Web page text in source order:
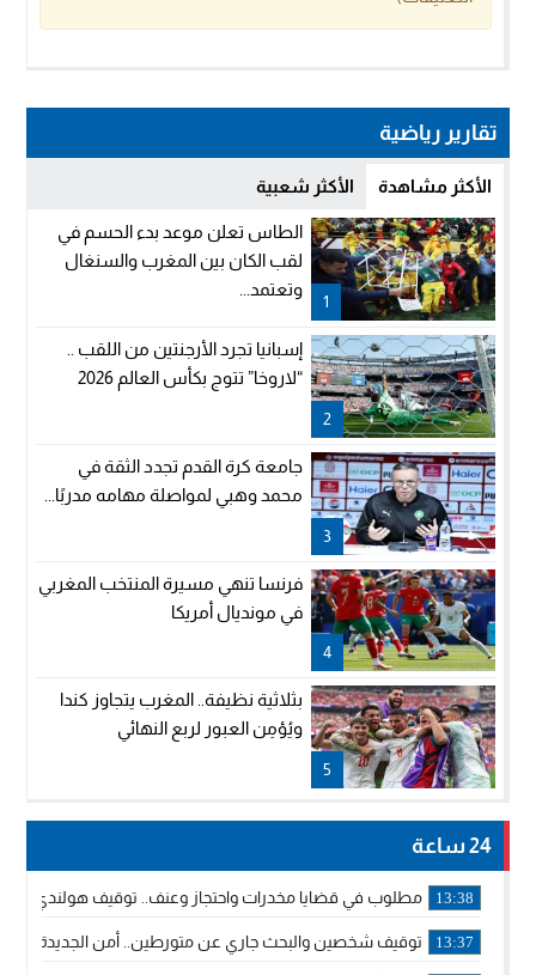
تقارير رياضية
الأكثر مشاهدة الأكثر شعبية
1
الطاس تعلن موعد بدء الحسم في
لقب الكان بين المغرب والسنغال
وتعتمد...
2
إسبانيا تجرد الأرجنتين من اللقب ..
“لاروخا” تتوج بكأس العالم 2026
3
جامعة كرة القدم تجدد الثقة في
محمد وهبي لمواصلة مهامه مدربًا...
4
فرنسا تنهي مسيرة المنتخب المغربي
في مونديال أمريكا
5
بثلاثية نظيفة.. المغرب يتجاوز كندا
ويُؤمِن العبور لربع النهائي
24 ساعة
13:38 مطلوب في قضايا مخدرات واحتجاز وعنف.. توقيف هولندي
13:37 توقيف شخصين والبحث جاري عن متورطين.. أمن الجديدة يفك